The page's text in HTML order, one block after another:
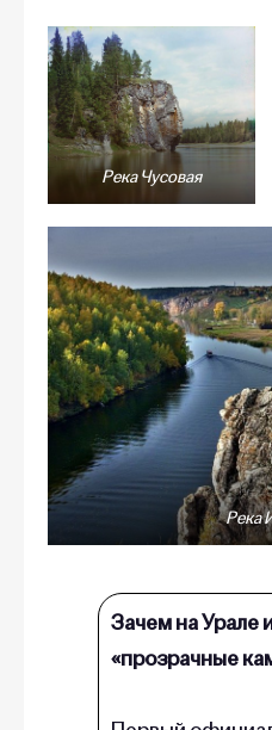
Река Чусовая
Река
Зачем на Урале
«прозрачные